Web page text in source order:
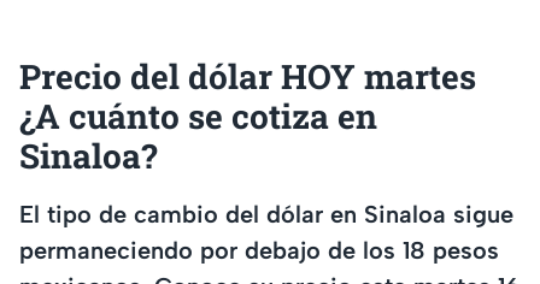
Precio del dólar HOY martes
¿A cuánto se cotiza en
Sinaloa?
El tipo de cambio del dólar en Sinaloa sigue
permaneciendo por debajo de los 18 pesos